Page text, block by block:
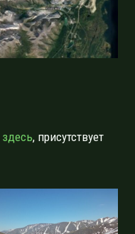
здесь, присутствует